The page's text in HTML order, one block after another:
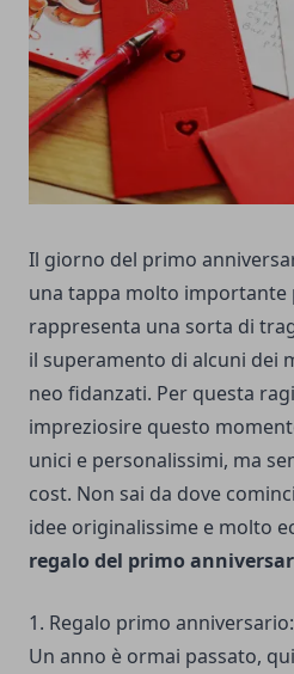
Il giorno del primo
una tappa molto importante
rappresenta una sorta di
il superamento di alcuni dei
neo fidanzati. Per questa
impreziosire questo
unici e personalissimi, ma
cost. Non sai da dove
idee originalissime e molto
regalo del primo
1. Regalo primo
Un anno è ormai passato,